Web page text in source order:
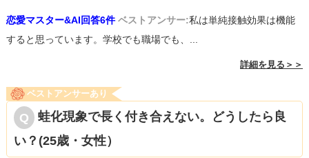
恋愛マスター&AI回答6件 ベストアンサー:私は単純接触効果は機能
すると思っています。学校でも職場でも、...
詳細を見る＞＞
ベストアンサーあり
蛙化現象で長く付き合えない。どうしたら良
い？(25歳・女性）